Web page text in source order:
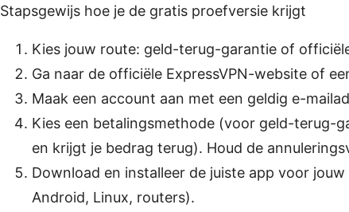
Stapsgewijs hoe je de gratis proefversie krijgt
Kies jouw route: geld-terug-garantie of
Ga naar de officiële ExpressVPN-website of
Maak een account aan met een geldig e-
Kies een betalingsmethode (voor geld-terug-
en krijgt je bedrag terug). Houd de
Download en installeer de juiste app voor
Android, Linux, routers).